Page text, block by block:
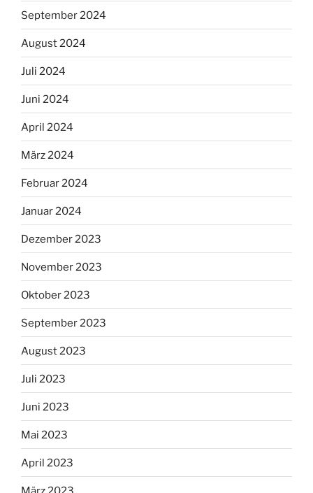
September 2024
August 2024
Juli 2024
Juni 2024
April 2024
März 2024
Februar 2024
Januar 2024
Dezember 2023
November 2023
Oktober 2023
September 2023
August 2023
Juli 2023
Juni 2023
Mai 2023
April 2023